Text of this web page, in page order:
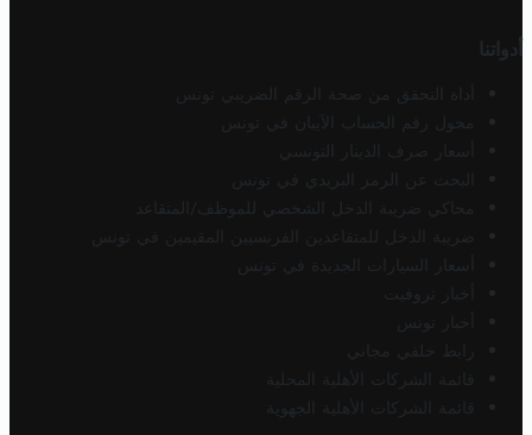
أدواتنا
أداة التحقق من صحة الرقم الضريبي تونس
محول رقم الحساب الآيبان في تونس
أسعار صرف الدينار التونسي
البحث عن الرمز البريدي في تونس
محاكي ضريبة الدخل الشخصي للموظف/المتقاعد
ضريبة الدخل للمتقاعدين الفرنسيين المقيمين في تونس
أسعار السيارات الجديدة في تونس
أخبار تروفيت
أخبار تونس
رابط خلفي مجاني
قائمة الشركات الأهلية المحلية
قائمة الشركات الأهلية الجهوية